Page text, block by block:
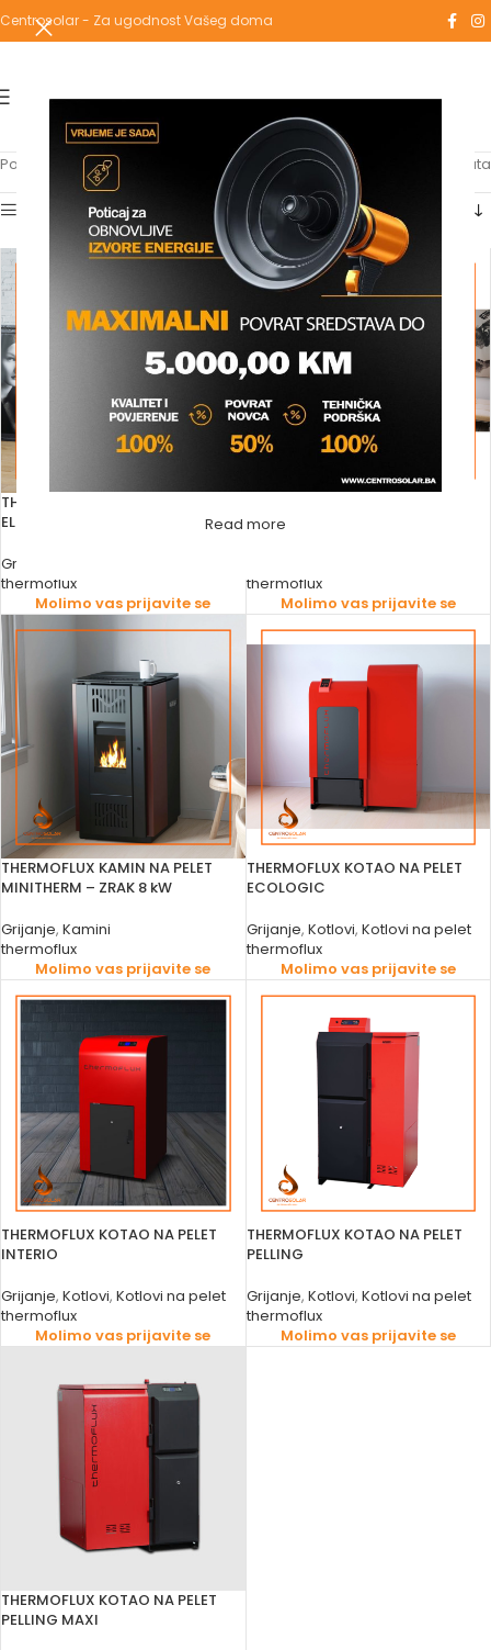
Read more
Centrosolar - Za ugodnost Vašeg doma
Početna Proizvodi označeni “THERMOFLUX” Prikaz svih 7 rezultata
Show sidebar
THERMOFLUX KAMIN NA PELET
ELEGANCE AIR 10 kW
Grijanje
thermoflux
Molimo vas prijavite se
INTERIO CRVENI
thermoflux
Molimo vas prijavite se
THERMOFLUX KAMIN NA PELET
MINITHERM – ZRAK 8 kW
Grijanje, Kamini
thermoflux
Molimo vas prijavite se
THERMOFLUX KOTAO NA PELET
ECOLOGIC
Grijanje, Kotlovi, Kotlovi na pelet
thermoflux
Molimo vas prijavite se
THERMOFLUX KOTAO NA PELET
INTERIO
Grijanje, Kotlovi, Kotlovi na pelet
thermoflux
Molimo vas prijavite se
THERMOFLUX KOTAO NA PELET
PELLING
Grijanje, Kotlovi, Kotlovi na pelet
thermoflux
Molimo vas prijavite se
THERMOFLUX KOTAO NA PELET
PELLING MAXI